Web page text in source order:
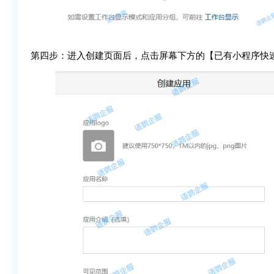
第四步：进入创建页面后，点击屏幕下方的【已有小程序快